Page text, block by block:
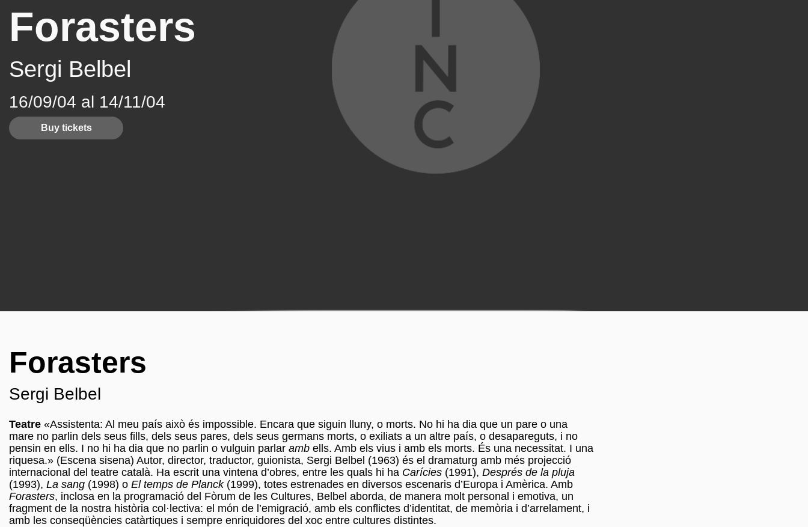
Forasters
Sergi Belbel
16/09/04 al 14/11/04
Buy tickets
Forasters
Sergi Belbel
Teatre «Assistenta: Al meu país això és impossible. Encara que siguin lluny, o morts. No hi ha dia que un pare o una
mare no parlin dels seus fills, dels seus pares, dels seus germans morts, o exiliats a un altre país, o desapareguts, i no
pensin en ells. I no hi ha dia que no parlin o vulguin parlar amb ells. Amb els vius i amb els morts. És una necessitat. I una
riquesa.» (Escena sisena) Autor, director, traductor, guionista, Sergi Belbel (1963) és el dramaturg amb més projecció
internacional del teatre català. Ha escrit una vintena d’obres, entre les quals hi ha Carícies (1991), Després de la pluja
(1993), La sang (1998) o El temps de Planck (1999), totes estrenades en diversos escenaris d’Europa i Amèrica. Amb
Forasters, inclosa en la programació del Fòrum de les Cultures, Belbel aborda, de manera molt personal i emotiva, un
fragment de la nostra història col·lectiva: el món de l’emigració, amb els conflictes d’identitat, de memòria i d’arrelament, i
amb les conseqüències catàrtiques i sempre enriquidores del xoc entre cultures distintes.